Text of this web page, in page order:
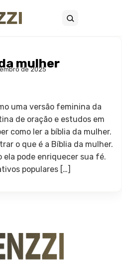
Buscar
mulher
de 2025
uma versão feminina da
de oração e estudos em
como ler a bíblia da mulher.
o que é a Bíblia da mulher.
ela pode enriquecer sua fé.
populares […]